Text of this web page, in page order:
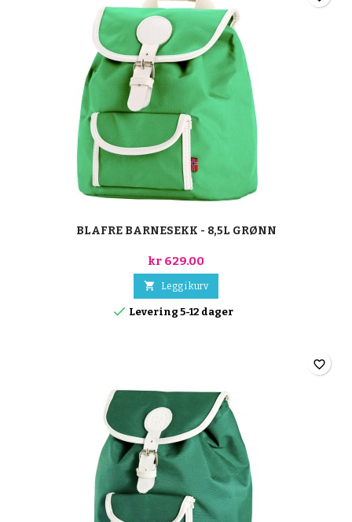
BLAFRE BARNESEKK - 8,5L GRØNN
kr 629.00
 Legg i kurv
 Levering 5-12 dager
favorite_border